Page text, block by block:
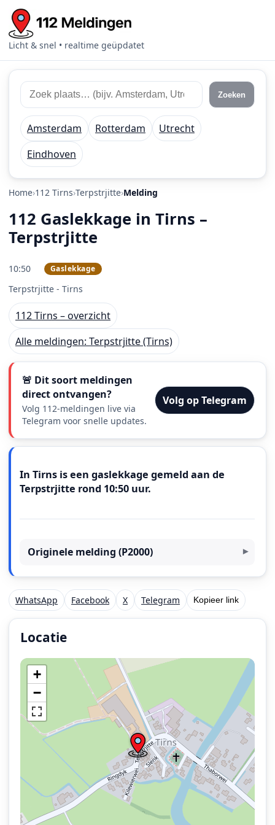
Licht & snel • realtime geüpdatet
Zoek 112 meldingen
Zoek plaats of regio Zoeken
Amsterdam Rotterdam
Utrecht
Eindhoven
Home 112 Tirns Terpstrjitte Melding
112 Gaslekkage in Tirns –
Terpstrjitte
10:50 Gaslekkage
Terpstrjitte - Tirns
112 Tirns – overzicht
Alle meldingen: Terpstrjitte (Tirns)
🚨 Dit soort meldingen
direct ontvangen?
Volg 112-meldingen live via
Telegram voor snelle updates.
Volg op Telegram
In Tirns is een gaslekkage gemeld aan de
Terpstrjitte rond 10:50 uur.
Originele melding (P2000)
WhatsApp Facebook X Telegram Kopieer link
Locatie
+
−
Locatie van het incident: Terpstrjitte, Tirns.